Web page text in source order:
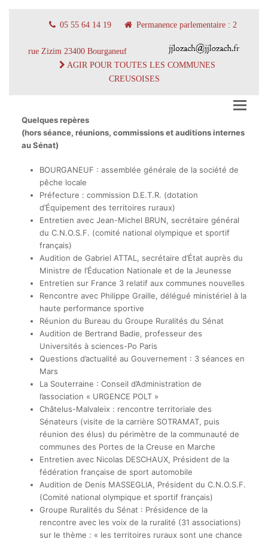
05 55 64 14 19 Permanence parlementaire : 2
rue Zizim 23400 Bourganeuf
AGIR POUR TOUTES LES COMMUNES
CREUSOISES
Quelques repères
(hors séance, réunions, commissions et auditions internes
au Sénat)
BOURGANEUF : assemblée générale de la société de
pêche locale
Préfecture : commission D.E.T.R. (dotation
d’Équipement des territoires ruraux)
Entretien avec Jean-Michel BRUN, secrétaire général
du C.N.O.S.F. (comité national olympique et sportif
français)
Audition de Gabriel ATTAL, secrétaire d’État auprès du
Ministre de l’Éducation Nationale et de la Jeunesse
Entretien sur France 3 relatif aux communes nouvelles
Rencontre avec Philippe Graille, délégué ministériel à la
haute performance sportive
Réunion du Bureau du Groupe Ruralités du Sénat
Audition de Bertrand Badie, professeur des
Universités à sciences-Po Paris
Questions d’actualité au Gouvernement : 3 séances en
Mars
La Souterraine : Conseil d’Administration de
l’association « URGENCE POLT »
Châtelus-Malvaleix : rencontre territoriale des
Sénateurs (visite de la carrière SOTRAMAT, puis
réunion des élus) du périmètre de la communauté de
communes des Portes de la Creuse en Marche
Entretien avec Nicolas DESCHAUX, Président de la
fédération française de sport automobile
Audition de Denis MASSEGLIA, Président du C.N.O.S.F.
(Comité national olympique et sportif français)
Groupe Ruralités du Sénat : Présidence de la
rencontre avec les voix de la ruralité (31 associations)
sur le thème : « les territoires ruraux sont une chance